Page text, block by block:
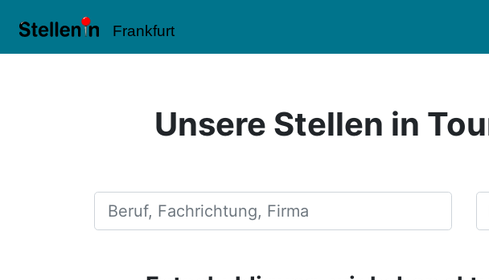
Frankfurt
Unsere Stellen in
Beruf, Fachrichtung, Firma